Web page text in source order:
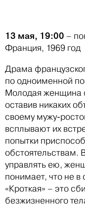
13 мая, 19:00 –
Франция, 1969 год
Драма
по одноименной
Молодая женщина
оставив никаких
своему мужу-
всплывают их
попытки
обстоятельствам.
управлять ею,
понимает, что не
«Кроткая» – это
безжизненного